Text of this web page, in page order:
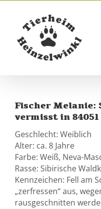
content
Fischer Melanie:
vermisst in 84051
Geschlecht: Weiblich
Alter: ca. 8 Jahre
Farbe: Weiß, Neva-
Rasse: Sibirische
Kennzeichen: Fell am
„zerfressen“ aus,
rausgeschnitten